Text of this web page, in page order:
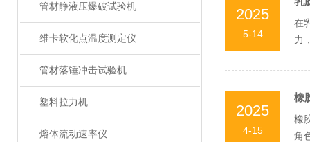
管材静液压爆破试验机
维卡软化点温度测定仪
管材落锤冲击试验机
塑料拉力机
熔体流动速率仪
2025
5-14
在
力
2025
4-15
橡
橡
角